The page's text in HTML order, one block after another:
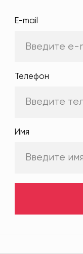
E-mail
Телефон
Имя